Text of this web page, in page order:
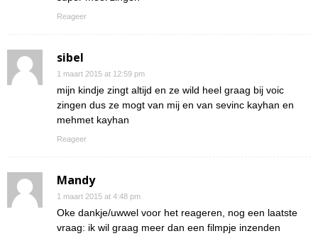
Reageer
sibel
1 maart 2015 at 12:59 pm
mijn kindje zingt altijd en ze wild heel graag bij voic
zingen dus ze mogt van mij en van sevinc kayhan en
mehmet kayhan
Reageer
Mandy
1 maart 2015 at 4:48 pm
Oke dankje/uwwel voor het reageren, nog een laatste
vraag: ik wil graag meer dan een filmpje inzenden